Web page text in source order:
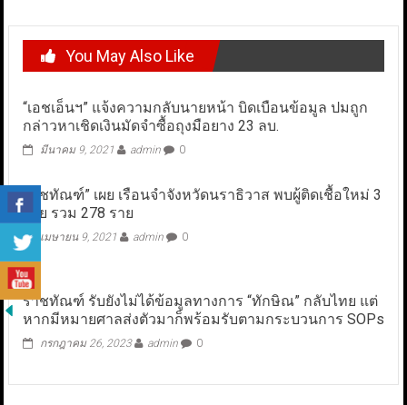
You May Also Like
“เอชเอ็นฯ” แจ้งความกลับนายหน้า บิดเบือนข้อมูล ปมถูก
กล่าวหาเชิดเงินมัดจำซื้อถุงมือยาง 23 ลบ.
มีนาคม 9, 2021 admin 0
ราชทัณฑ์” เผย เรือนจำจังหวัดนราธิวาส พบผู้ติดเชื้อใหม่ 3
ราย รวม 278 ราย
เมษายน 9, 2021 admin 0
ราชทัณฑ์ รับยังไม่ได้ข้อมูลทางการ “ทักษิณ” กลับไทย แต่
หากมีหมายศาลส่งตัวมาก็พร้อมรับตามกระบวนการ SOPs
กรกฎาคม 26, 2023 admin 0